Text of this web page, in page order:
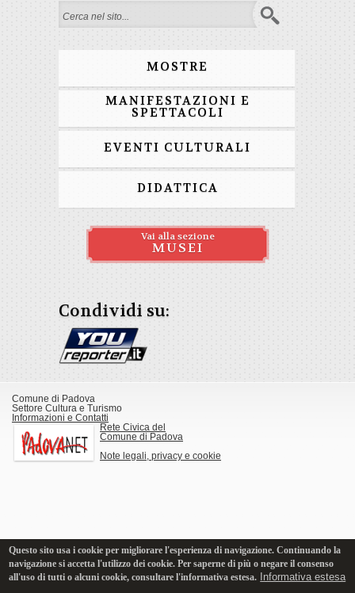
Form di ricerca
MOSTRE
MANIFESTAZIONI E
SPETTACOLI
EVENTI CULTURALI
DIDATTICA
Vai alla sezione
MUSEI
Condividi su:
Comune di Padova
Settore Cultura e Turismo
Informazioni e Contatti
Rete Civica del
Comune di Padova
Note legali, privacy e cookie
Questo sito usa i cookie per migliorare l'esperienza di navigazione. Continuando la
navigazione si accetta l'utilizzo dei cookie. Per saperne di più o negare il consenso
all'uso di tutti o alcuni cookie, consultare l'informativa estesa. Informativa estesa